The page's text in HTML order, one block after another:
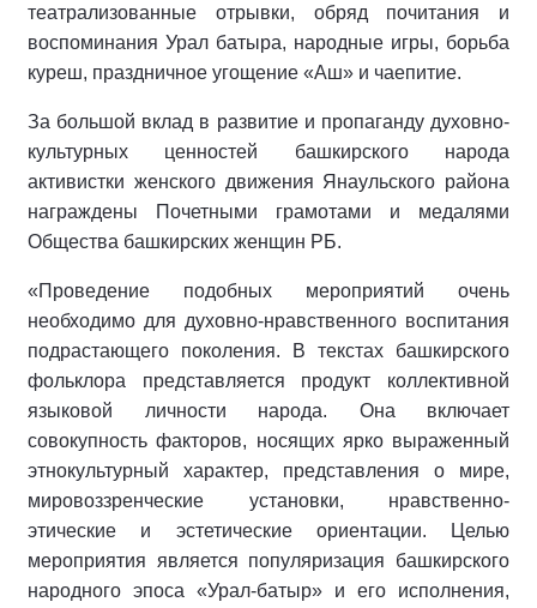
театрализованные отрывки, обряд почитания и
воспоминания Урал батыра, народные игры, борьба
куреш, праздничное угощение «Аш» и чаепитие.
За большой вклад в развитие и пропаганду духовно-
культурных ценностей башкирского народа
активистки женского движения Янаульского района
награждены Почетными грамотами и медалями
Общества башкирских женщин РБ.
«Проведение подобных мероприятий очень
необходимо для духовно-нравственного воспитания
подрастающего поколения. В текстах башкирского
фольклора представляется продукт коллективной
языковой личности народа. Она включает
совокупность факторов, носящих ярко выраженный
этнокультурный характер, представления о мире,
мировоззренческие установки, нравственно-
этические и эстетические ориентации. Целью
мероприятия является популяризация башкирского
народного эпоса «Урал-батыр» и его исполнения,